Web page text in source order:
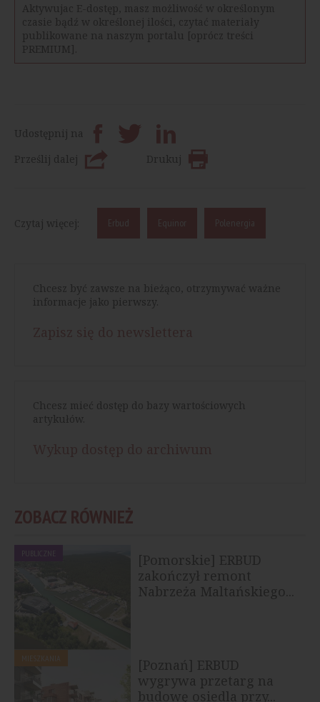
Aktywujac E-dostęp, masz możliwość w określonym
czasie bądź w określonej ilości, czytać materiały
publikowane na naszym portalu [oprócz treści
PREMIUM].
Udostępnij na
Prześlij dalej
Drukuj
Czytaj więcej: Erbud Equinor Polenergia
Chcesz być zawsze na bieżąco, otrzymywać ważne
informacje jako pierwszy.
Chcesz mieć dostęp do bazy wartościowych
artykułów.
ZOBACZ RÓWNIEŻ
PUBLICZNE
[Pomorskie] ERBUD
zakończył remont
Nabrzeża Maltańskiego...
[Poznań] ERBUD
wygrywa przetarg na
budowę osiedla przy...